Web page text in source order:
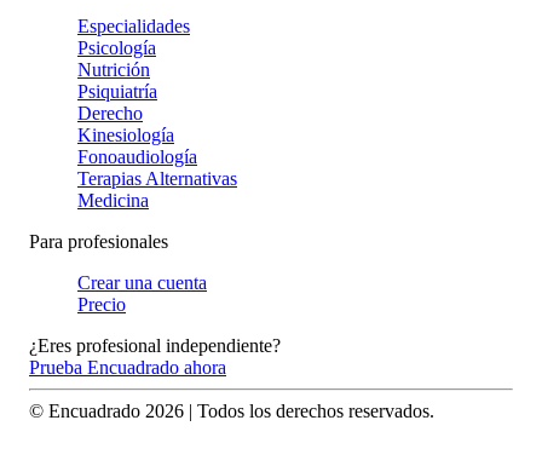
Especialidades
Psicología
Nutrición
Psiquiatría
Derecho
Kinesiología
Fonoaudiología
Terapias Alternativas
Medicina
Para profesionales
Crear una cuenta
Precio
¿Eres profesional independiente?
Prueba Encuadrado ahora
© Encuadrado 2026 | Todos los derechos reservados.